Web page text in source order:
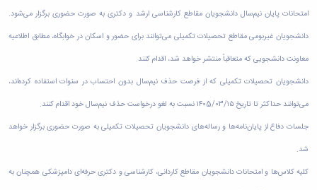
فرهنگی
و
اجتماعی
نهاد
نمایندگی
مقام
معظم
رهبری
تماس
با
دانشگاه
روابط
غیرفارسی‌زبانان
آموزش‌های
و
الکترونیکی
کارکنان
سایر
تقویم
نظامنامه
اخلاق
آزمایشگاه
مقاومت
مصالح
آزمایشگاه
آزمایشگاه
باستان
آزمایشگاه
و
و
منابع
تویسرکان
مدیریت
و
حسابداری
رزن
صنایع
بهار
مجتمع
بدنی
فوق
برنامه
زمین
چمن
ورزشی
تفریحی-
باغ
سینا
مؤسسه
های
مردمی
(محمد)
امتحانات پایان نیم‌سال دانشجویان مقاطع کارشناسی ارشد و دکتری به صورت حضوری برگزار می‌شود.
دانشجویان غیربومی مقاطع تحصیلات تکمیلی می‌توانند برای حضور و اسکان در خوابگاه، مطابق اطلاعیه
معاونت دانشجویی که متعاقباً منتشر خواهد شد، اقدام کنند.
دانشجویان تحصیلات تکمیلی که از فرصت حذف نیم‌سال بدون احتساب در سنوات استفاده کرده‌اند،
می‌توانند حداکثر تا تاریخ ۱۴۰5/۰۳/۱۵ نسبت به لغو درخواست حذف نیم‌سال خود اقدام کنند.
جلسات دفاع از پایان‌نامه‌ها و رساله‌های دانشجویان تحصیلات تکمیلی به صورت حضوری برگزار خواهد
شد.
کلیه کلاس‌ها و امتحانات دانشجویان مقاطع کاردانی، کارشناسی و دکتری حرفه‌ای دامپزشکی همچنان به